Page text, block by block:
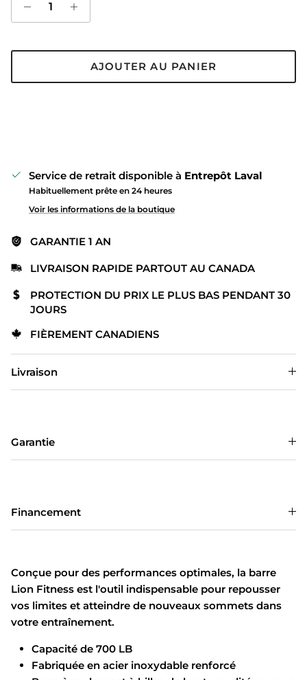
AJOUTER AU PANIER
Service de retrait disponible à Entrepôt Laval
Habituellement prête en 24 heures
Voir les informations de la boutique
GARANTIE 1 AN
LIVRAISON RAPIDE PARTOUT AU CANADA
PROTECTION DU PRIX LE PLUS BAS PENDANT 30
JOURS
FIÈREMENT CANADIENS
Livraison
Garantie
Financement
Conçue pour des performances optimales, la barre
Lion Fitness est l'outil indispensable pour repousser
vos limites et atteindre de nouveaux sommets dans
votre entraînement.
Capacité de 700 LB
Fabriquée en acier inoxydable renforcé